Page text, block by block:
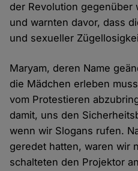
der Revolution gegenüber
und warnten davor, dass
und sexueller
Maryam, deren Name
die Mädchen erleben
vom Protestieren
damit, uns den
wenn wir Slogans rufen.
geredet hatten, waren wir
schalteten den Projektor